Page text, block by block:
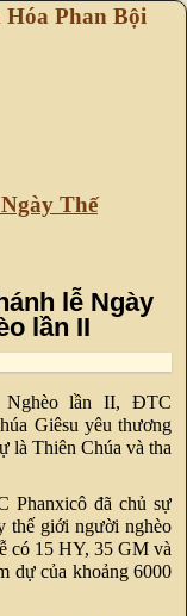
Phan Bội
Thế
lễ Ngày
lần II
Nghèo lần II, ĐTC
Giêsu yêu thương
là Thiên Chúa và tha
Phanxicô đã chủ sự
thế giới người nghèo
có 15 HY, 35 GM và
dự của khoảng 6000